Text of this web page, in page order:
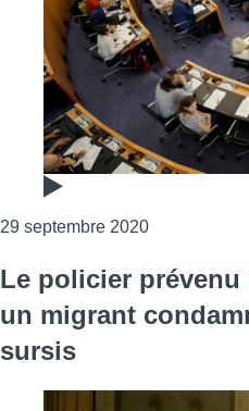
29 septembre 2020Consulter
Le policier
un migrant
sursis